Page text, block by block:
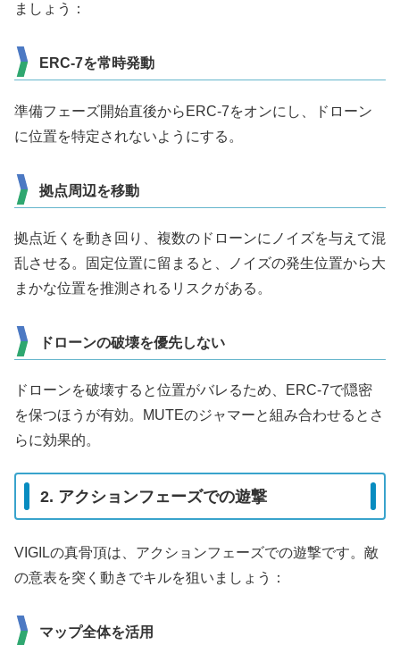
ましょう：
ERC-7を常時発動
準備フェーズ開始直後からERC-7をオンにし、ドローン
に位置を特定されないようにする。
拠点周辺を移動
拠点近くを動き回り、複数のドローンにノイズを与えて混
乱させる。固定位置に留まると、ノイズの発生位置から大
まかな位置を推測されるリスクがある。
ドローンの破壊を優先しない
ドローンを破壊すると位置がバレるため、ERC-7で隠密
を保つほうが有効。MUTEのジャマーと組み合わせるとさ
らに効果的。
2. アクションフェーズでの遊撃
VIGILの真骨頂は、アクションフェーズでの遊撃です。敵
の意表を突く動きでキルを狙いましょう：
マップ全体を活用